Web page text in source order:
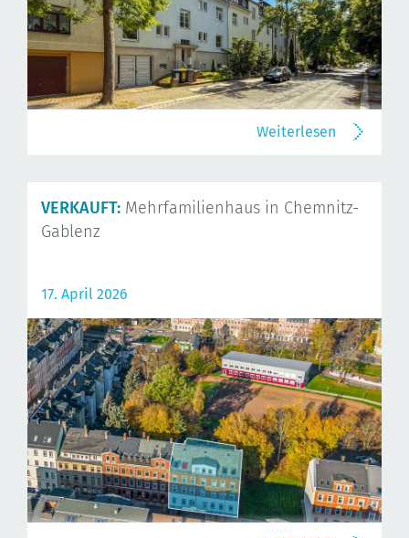
Weiterlesen
VERKAUFT: Mehrfamilienhaus in Chemnitz-
Gablenz
17. April 2026